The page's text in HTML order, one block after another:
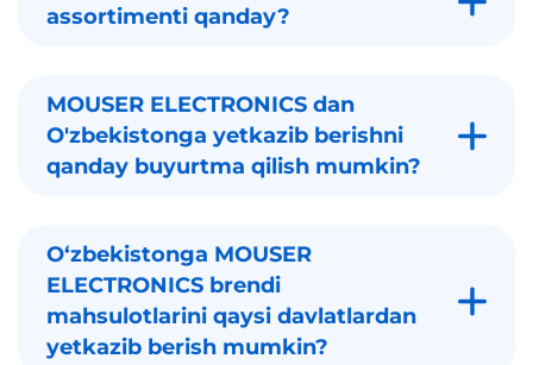
assortimenti qanday?
MOUSER ELECTRONICS dan
O'zbekistonga yetkazib berishni
qanday buyurtma qilish mumkin?
Oʻzbekistonga MOUSER
ELECTRONICS brendi
mahsulotlarini qaysi davlatlardan
yetkazib berish mumkin?